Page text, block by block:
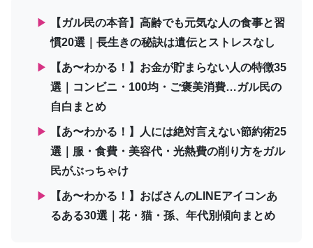
▶
【ガル民の本音】高齢でも元気な人の食事と習
慣20選｜長生きの秘訣は遺伝とストレスなし
▶
【あ〜わかる！】お金が貯まらない人の特徴35
選｜コンビニ・100均・ご褒美消費…ガル民の
自白まとめ
▶
【あ〜わかる！】人には絶対言えない節約術25
選｜服・食費・美容代・光熱費の削り方をガル
民がぶっちゃけ
▶
【あ〜わかる！】おばさんのLINEアイコンあ
るある30選｜花・猫・孫、年代別傾向まとめ